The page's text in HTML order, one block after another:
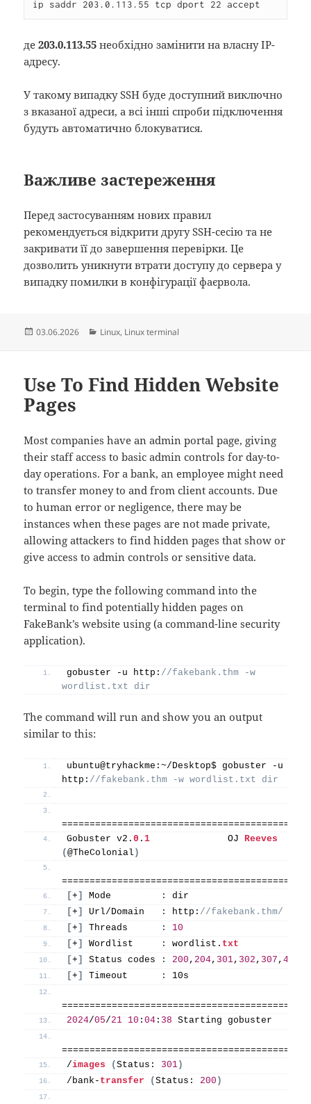
ip saddr 203.0.113.55 tcp dport 22 accept
де203.0.113.55 необхідно замінити на власну IP-
адресу.
У такому випадку SSH буде доступний виключно
з вказаної адреси, а всі інші спроби підключення
будуть автоматично блокуватися.
Важливе застереження
Перед застосуванням нових правил
рекомендується відкрити другу SSH-сесію та не
закривати її до завершення перевірки. Це
дозволить уникнути втрати доступу до сервера у
випадку помилки в конфігурації фаєрвола.
Posted
03.06.2026 Categories
Linux, Linux terminal
Use To Find Hidden Website
Pages
Most companies have an admin portal page, giving
their staff access to basic admin controls for day-to-
day operations. For a bank, an employee might need
to transfer money to and from client accounts. Due
to human error or negligence, there may be
instances when these pages are not made private,
allowing attackers to find hidden pages that show or
give access to admin controls or sensitive data.
To begin, type the following command into the
terminal to find potentially hidden pages on
FakeBank’s website using (a command-line security
application).
gobuster -u http: //fakebank.thm -w
wordlist.txt dir
The command will run and show you an output
similar to this:
ubuntu@tryhackme:~/Desktop$ gobuster -u
http: //fakebank.thm -w wordlist.txt dir
Gobuster v2.0 .1
              OJ
Reeves
(@TheColonial )
[+ ] Mode :
dir
[+ ] Url/Domain : http: //fakebank.thm/
[+ ] Threads :
10
[+ ] Wordlist : wordlist. txt
[+ ] Status codes : 200 , 204, 301, 302 , 307 ,403
[+ ] Timeout : 10s
2024/05/21 10 :04 : 38 Starting gobuster
/images (Status: 301)
/bank- transfer (Status: 200 )